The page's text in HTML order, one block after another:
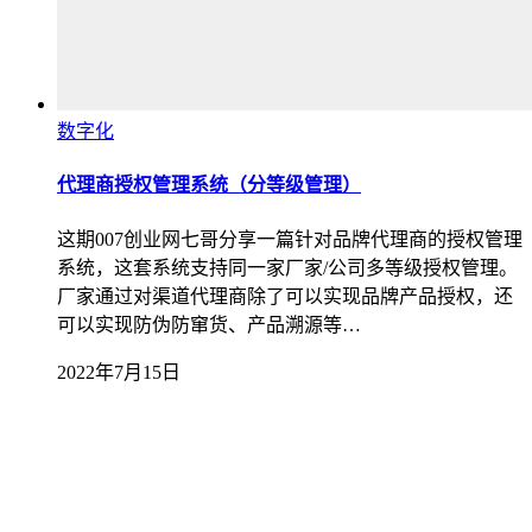
数字化
代理商授权管理系统（分等级管理）
这期007创业网七哥分享一篇针对品牌代理商的授权管理
系统，这套系统支持同一家厂家/公司多等级授权管理。
厂家通过对渠道代理商除了可以实现品牌产品授权，还
可以实现防伪防窜货、产品溯源等…
2022年7月15日